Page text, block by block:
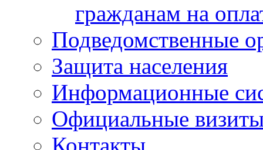
гражданам на
Подведомственные
Защита населения
Информационные
Официальные